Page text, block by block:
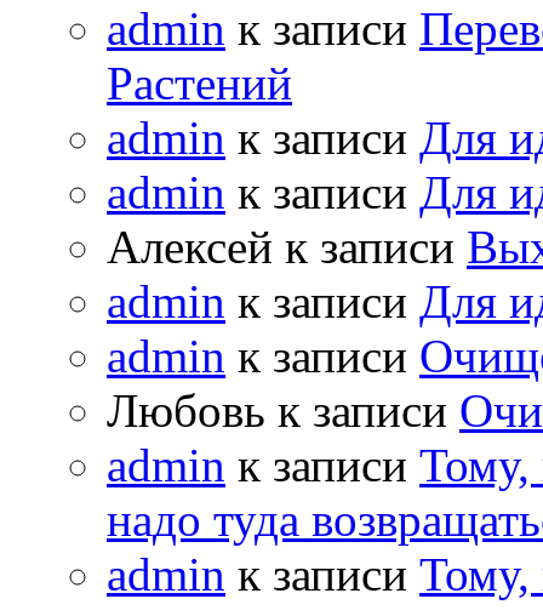
admin к записи
Растений
admin к записи Для
admin к записи Для
Алексей к записи
admin к записи Для
admin к записи
Любовь к записи
admin к записи Тому,
надо туда
admin к записи Тому,